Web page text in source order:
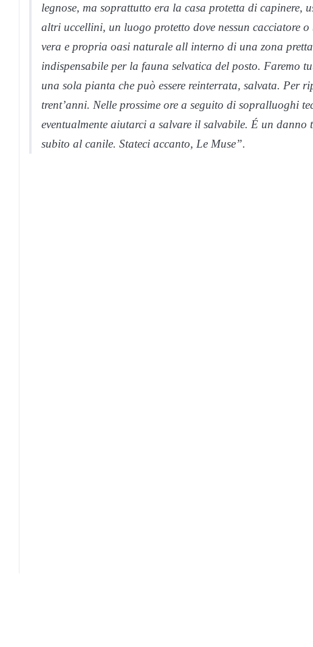
legnose, ma soprattutto era la casa protetta di capinere,
altri uccellini, un luogo protetto dove nessun cacciatore
vera e propria oasi naturale all interno di una zona
indispensabile per la fauna selvatica del posto. Faremo
una sola pianta che può essere reinterrata, salvata. Per
trent’anni. Nelle prossime ore a seguito di sopralluoghi
eventualmente aiutarci a salvare il salvabile. É un
subito al canile. Stateci accanto, Le Muse”.